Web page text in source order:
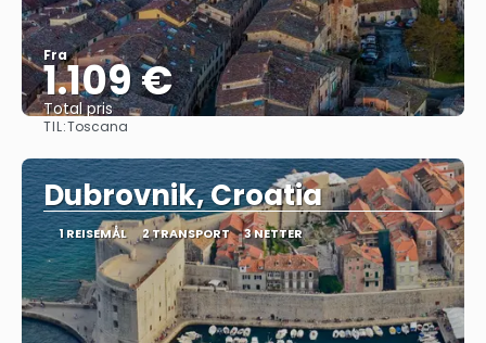
Fra
1.109 €
Total pris
TIL:Toscana
Dubrovnik, Croatia
1 REISEMÅL 2 TRANSPORT 3 NETTER